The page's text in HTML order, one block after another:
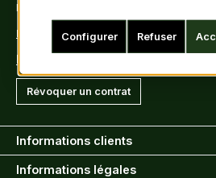
Fax: +49 (0)6222-388031
E-Mail: info@kiltsandmore.com
Révoquer un contrat
Informations clients
Informations légales
Refuser
Configurer